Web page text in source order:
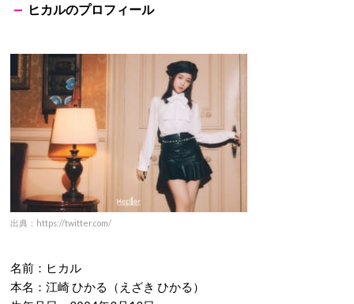
出典：https://twitter.com/
名前：ダヨン
本名：キム・ダヨン（김다연 ）
生年月日：2003年3月2日
出身地：韓国・ソウル特別市
血液型：A型
身長：158cm
ヒカルのプロフィール